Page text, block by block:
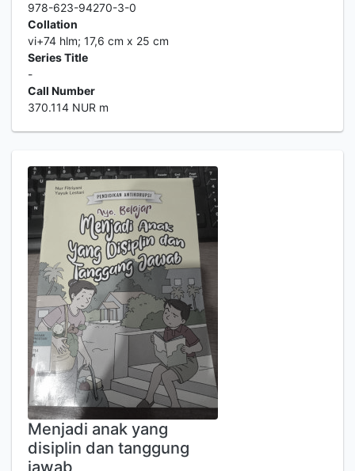
978-623-94270-3-0
Collation
vi+74 hlm; 17,6 cm x 25 cm
Series Title
-
Call Number
370.114 NUR m
Menjadi anak yang
disiplin dan tanggung
jawab